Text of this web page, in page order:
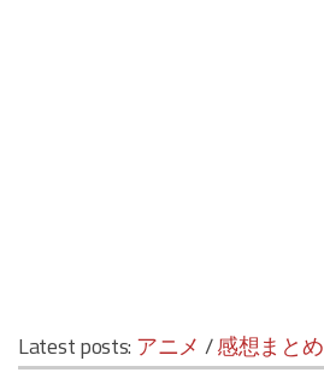
Latest posts: アニメ /感想まとめ